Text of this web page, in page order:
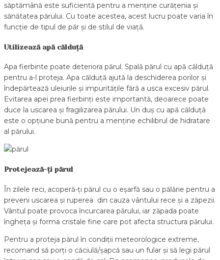
săptămână este suficientă pentru a menține curățenia și
sănătatea părului. Cu toate acestea, acest lucru poate varia în
funcție de tipul de păr și de stilul de viață.
Utilizează apă călduță
Apa fierbinte poate deteriora părul. Spală părul cu apă călduță
pentru a-l proteja. Apa călduță ajută la deschiderea porilor și
îndepărtează uleiurile și impuritățile fără a usca excesiv părul.
Evitarea apei prea fierbinți este importantă, deoarece poate
duce la uscarea și fragilizarea părului. Un duș cu apă călduță
este o opțiune bună pentru a menține echilibrul de hidratare
al părului.
Protejează-ți părul
În zilele reci, acoperă-ți părul cu o eșarfă sau o pălărie pentru a
preveni uscarea și ruperea din cauza vântului rece și a zăpezii.
Vântul poate provoca încurcarea părului, iar zăpada poate
îngheța și forma cristale fine care pot afecta structura părului.
Pentru a proteja părul în condiții meteorologice extreme,
recomand să porți o căciulă/șapcă sau un fular și să legi părul